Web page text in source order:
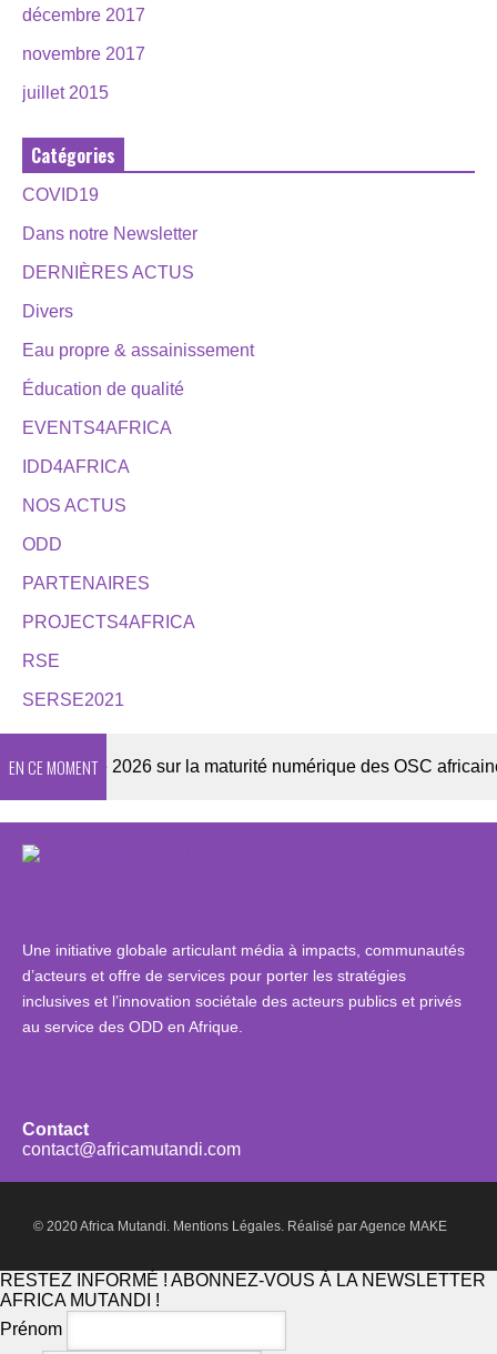
décembre 2017
novembre 2017
juillet 2015
Catégories
COVID19
Dans notre Newsletter
DERNIÈRES ACTUS
Divers
Eau propre & assainissement
Éducation de qualité
EVENTS4AFRICA
IDD4AFRICA
NOS ACTUS
ODD
PARTENAIRES
PROJECTS4AFRICA
RSE
SERSE2021
EN CE MOMENT2026 sur la maturité numérique des OSC africaines
Une initiative globale articulant média à impacts, communautés
d’acteurs et offre de services pour porter les stratégies
inclusives et l’innovation sociétale des acteurs publics et privés
au service des ODD en Afrique.
Contact
contact@africamutandi.com
© 2020 Africa Mutandi. Mentions Légales. Réalisé parAgence MAKE
RESTEZ INFORMÉ ! ABONNEZ-VOUS À LA NEWSLETTER
AFRICA MUTANDI !
Prénom